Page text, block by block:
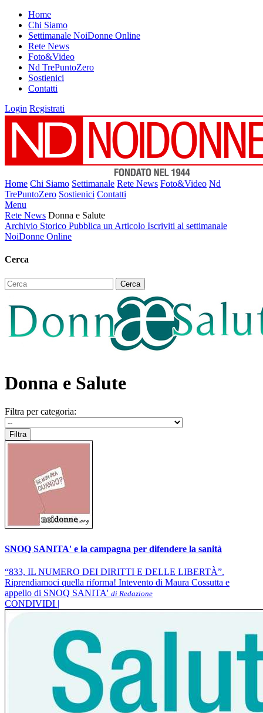
Home
Chi Siamo
Settimanale NoiDonne Online
Rete News
Foto&Video
Nd TrePuntoZero
Sostienici
Contatti
Login Registrati
Home Chi Siamo Settimanale Rete News Foto&Video Nd
TrePuntoZero Sostienici Contatti
Menu
Rete News Donna e Salute
Archivio Storico Pubblica un Articolo Iscriviti al settimanale
NoiDonne Online
Cerca
Donna e Salute
Filtra per categoria:
SNOQ SANITA' e la campagna per difendere la sanità
“833, IL NUMERO DEI DIRITTI E DELLE LIBERTÀ”.
Riprendiamoci quella riforma! Intevento di Maura Cossutta e
appello di SNOQ SANITA' di Redazione
CONDIVIDI |